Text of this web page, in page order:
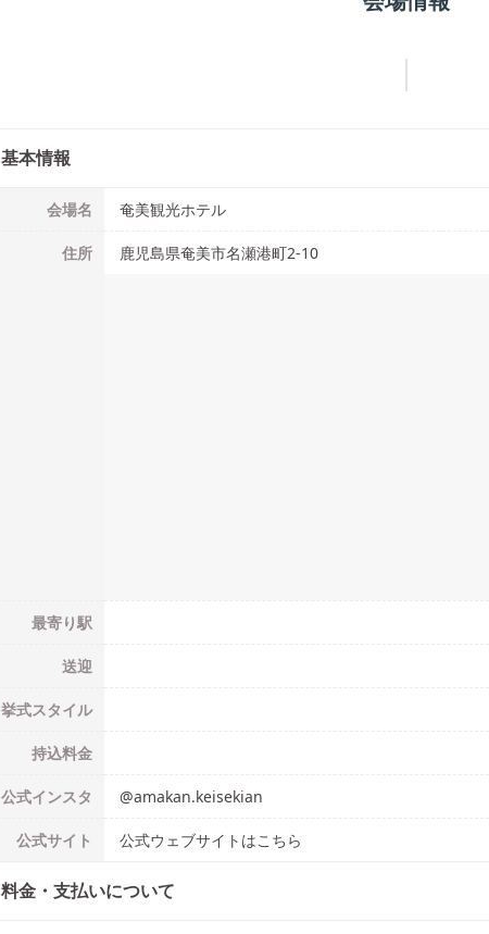
基本情報
会場名 奄美観光ホテル
住所 鹿児島県奄美市名瀬港町2-10
最寄り駅
送迎
挙式スタイル
持込料金
公式インスタ @amakan.keisekian
公式サイト 公式ウェブサイトはこちら
料金・支払いについて